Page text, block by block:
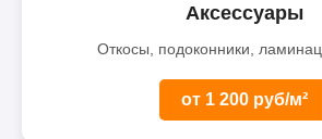
Аксессуары
Откосы, подоконники,
от 1 200 руб/м²